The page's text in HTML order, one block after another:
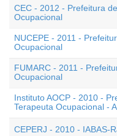
CEC - 2012 - Prefeitura
Ocupacional
NUCEPE - 2011 -
Ocupacional
FUMARC - 2011 -
Ocupacional
Instituto AOCP - 2010 -
Terapeuta Ocupacional -
CEPERJ - 2010 - IABAS-